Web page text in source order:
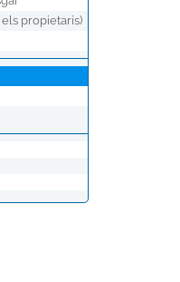
propietaris)